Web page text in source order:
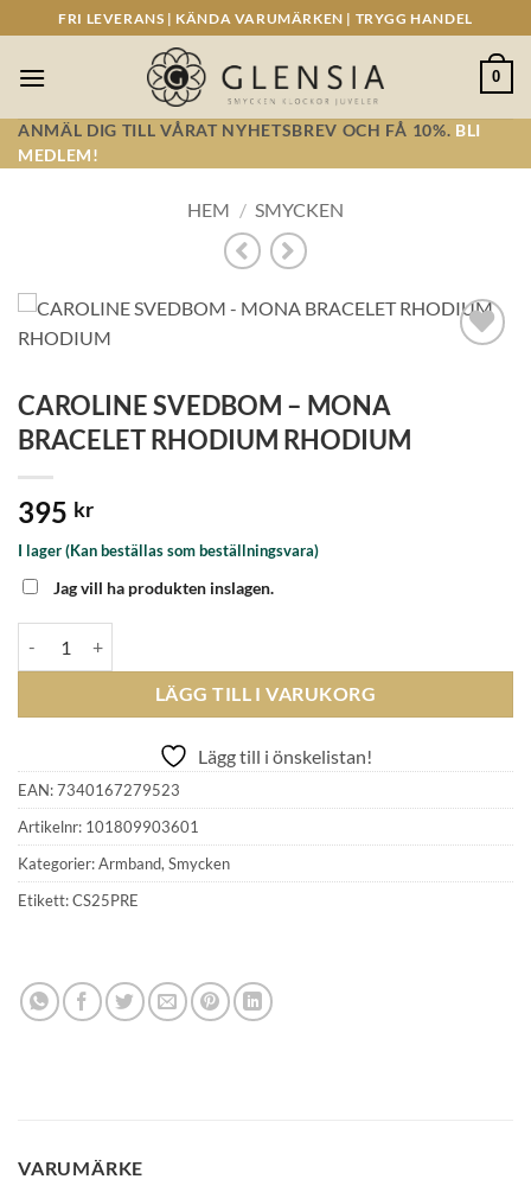
to
content
FRI LEVERANS | KÄNDA VARUMÄRKEN | TRYGG HANDEL
0
ANMÄL DIG TILL VÅRAT NYHETSBREV OCH FÅ 10%. BLI
MEDLEM!
HEM / SMYCKEN
CAROLINE SVEDBOM – MONA
BRACELET RHODIUM RHODIUM
395 kr
I lager (Kan beställas som beställningsvara)
Jag vill ha produkten inslagen.
LÄGG TILL I VARUKORG
Lägg till i önskelistan!
EAN:7340167279523
Artikelnr: 101809903601
Kategorier:Armband,Smycken
Etikett:CS25PRE
VARUMÄRKE